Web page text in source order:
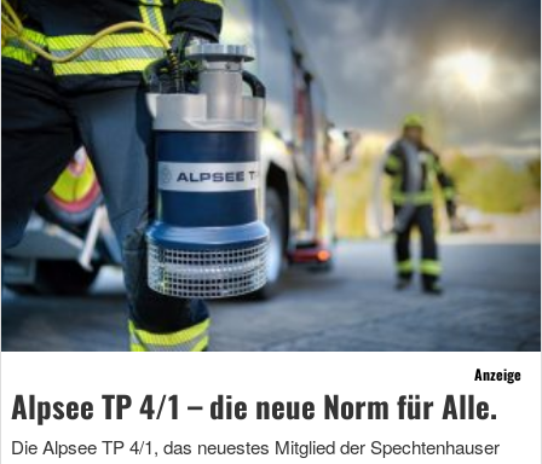
Anzeige
Alpsee TP 4/1 – die neue Norm für Alle.
Die Alpsee TP 4/1, das neuestes Mitglied der Spechtenhauser